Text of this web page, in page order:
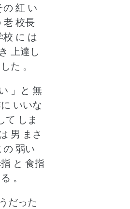
の 紅 い
老 校長
校 に は
上達し
た 。
」と 無
いいな
て しま
男 まさ
の 弱い
と 食指
。
だった